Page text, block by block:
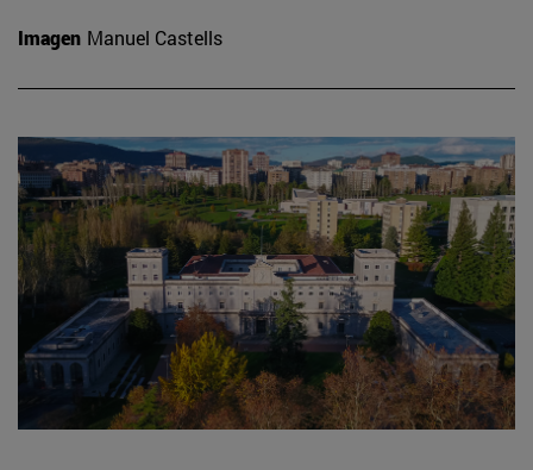
Imagen Manuel Castells